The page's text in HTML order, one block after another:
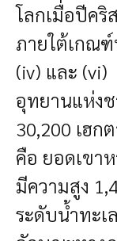
โลกเมื่อปีคริ
ภายใต้เกณ
(iv) และ (vi)
อุทยานแห่ง
30,200 เฮก
คือ ยอดเขา
มีความสูง
ระดับน้ำทะ